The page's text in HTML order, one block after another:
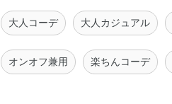
大人コーデ 大人カジュアル
オンオフ兼用 楽ちんコーデ